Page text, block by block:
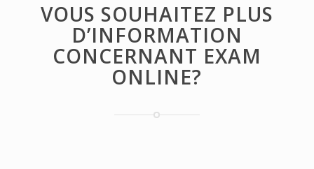
VOUS SOUHAITEZ PLUS
D’INFORMATION
CONCERNANT EXAM
ONLINE?